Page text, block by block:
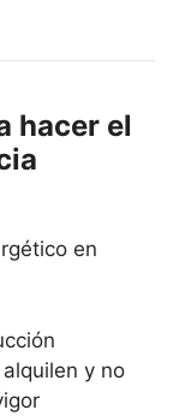
hacer el
en
y no